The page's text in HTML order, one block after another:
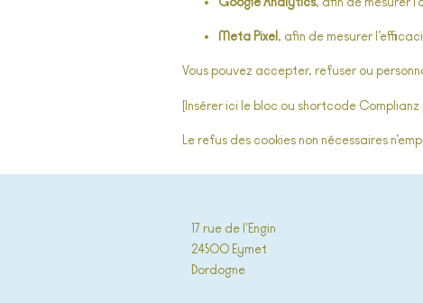
Meta Pixel , afin de mesurer
Vous pouvez accepter, refuser ou
[Insérer ici le bloc ou shortcode
Le refus des cookies non nécessaires
17 rue de l'Engin
24500 Eymet
Dordogne